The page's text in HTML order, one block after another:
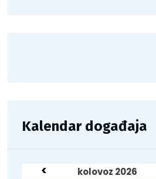
Kalendar događaja
< kolovoz 2026